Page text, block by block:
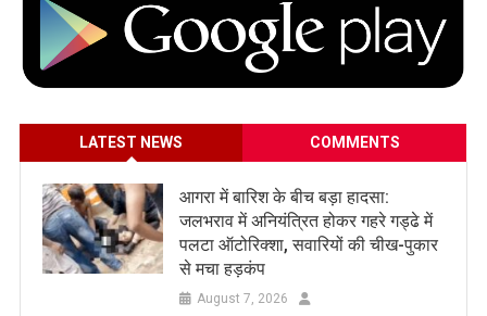
LATEST NEWS COMMENTS
आगरा में बारिश के बीच बड़ा हादसा:
जलभराव में अनियंत्रित होकर गहरे गड्ढे में
पलटा ऑटोरिक्शा, सवारियों की चीख-पुकार
से मचा हड़कंप
August 7, 2026